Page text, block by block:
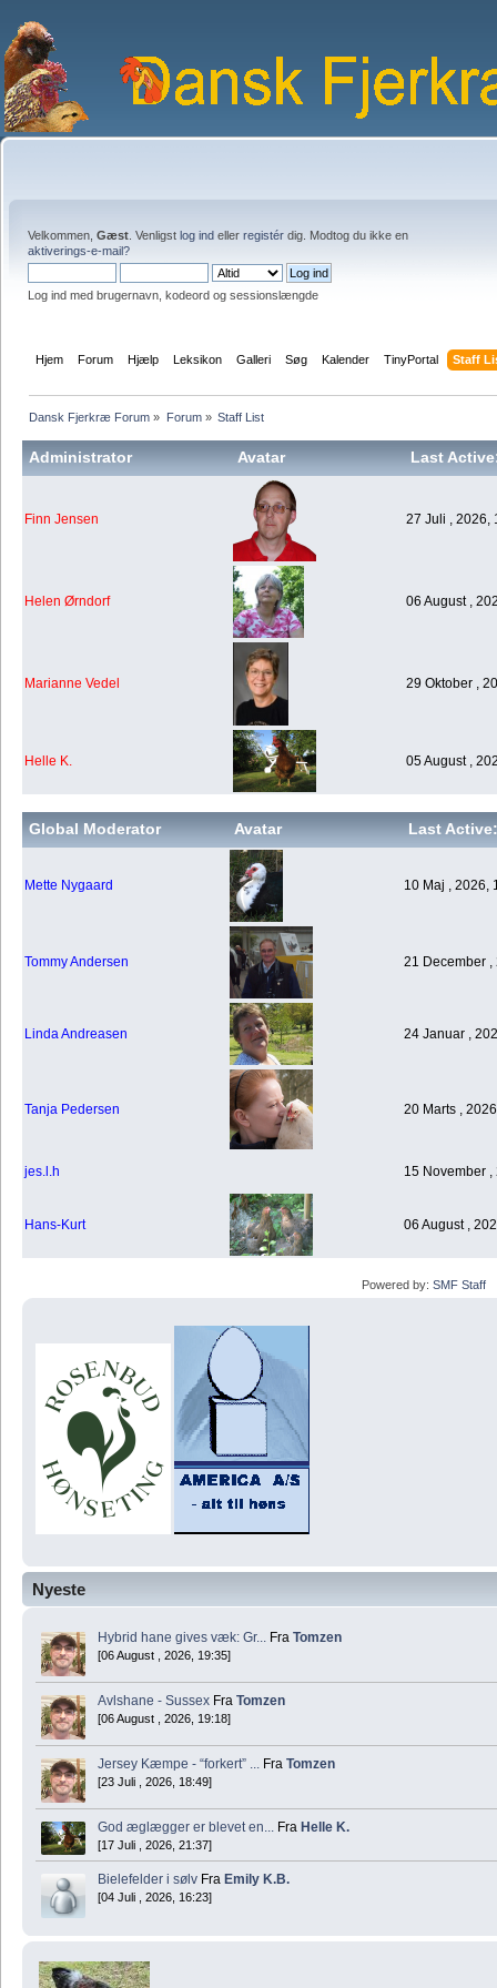
Velkommen, Gæst . Venligst log ind eller registér dig. Modtog du ikke en
aktiverings-e-mail?
Log ind med brugernavn, kodeord og sessionslængde
Hjem Forum Hjælp Leksikon Galleri Søg Kalender TinyPortal Staff
Dansk Fjerkræ Forum » Forum» Staff List
Nyeste
Hybrid hane gives væk: Gr... Fra Tomzen
[06 August , 2026, 19:35]
Avlshane - Sussex Fra Tomzen
[06 August , 2026, 19:18]
Jersey Kæmpe - “forkert” ... Fra Tomzen
[23 Juli , 2026, 18:49]
God æglægger er blevet en... Fra Helle K.
[17 Juli , 2026, 21:37]
Bielefelder i sølv Fra Emily K.B.
[04 Juli , 2026, 16:23]
Administrator Avatar Last
Finn Jensen 27 Juli , 2026,
Helen Ørndorf 06 August ,
Marianne Vedel 29 Oktober ,
Helle K. 05 August ,
Global Moderator Avatar Last Active:
Mette Nygaard 10 Maj , 2026,
Tommy Andersen 21 December ,
Linda Andreasen 24 Januar ,
Tanja Pedersen 20 Marts ,
jes.l.h 15 November
Hans-Kurt 06 August ,
Powered by: SMF Staff